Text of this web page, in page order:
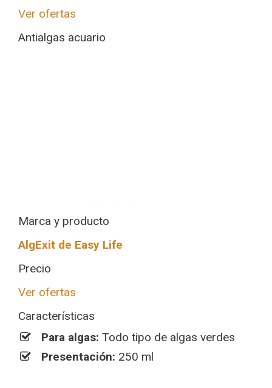
Ver ofertas
Antialgas acuario
Marca y producto
AlgExit de Easy Life
Precio
Ver ofertas
Características
Para algas: Todo tipo de algas verdes
Presentación: 250 ml